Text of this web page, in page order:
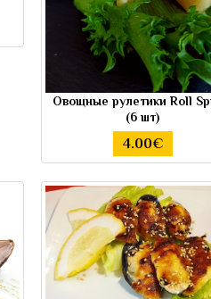
Овощные рулетики Roll
(6 шт)
4.00€